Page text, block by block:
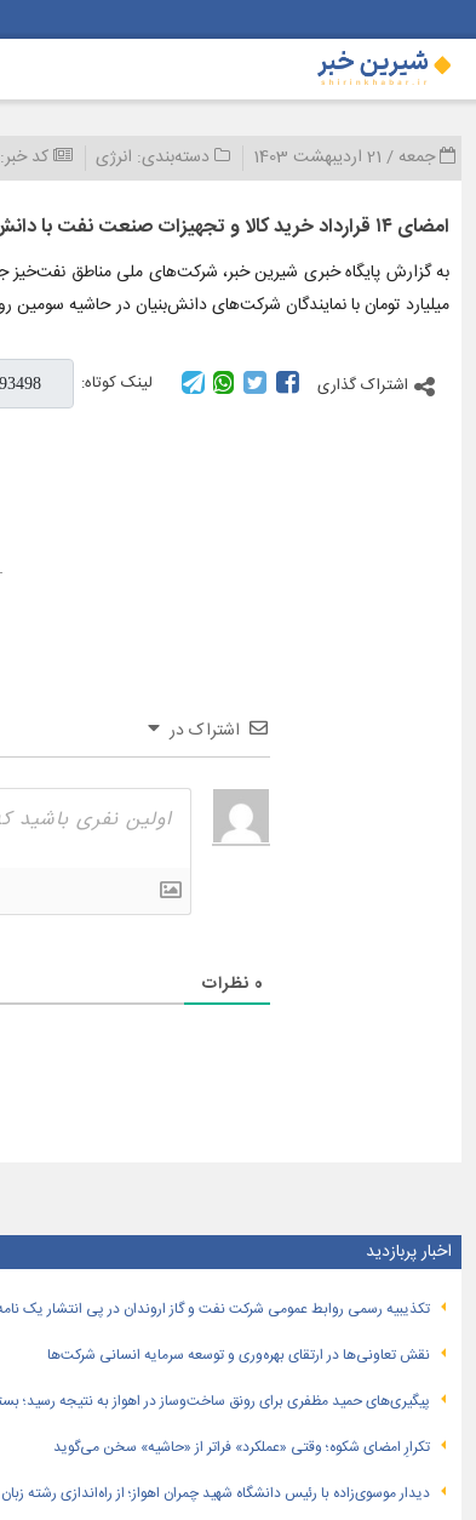
جمعه / 21 اردیبهشت 1403 دسته‌بندی: انرژی کد خبر:
امضای ۱۴ قرارداد خرید کالا و تجهیزات صنعت نفت با دانش‌بنیان‌ها
میلیارد تومان با نمایندگان شرکت‌های دانش‌بنیان در حاشیه
اشتراک گذاری لینک کوتاه:
اشتراک در
0 نظرات
اخبار پربازدید
تكذیبیه رسمی روابط عمومی شركت نفت و گاز اروندان در پی انتشار یک
نقش تعاونی‌ها در ارتقای بهره‌وری و توسعه سرمایه انسانی شرکت‌ها
پیگیری‌های حمید مظفری برای رونق ساخت‌وساز در اهواز به نتیجه رسید؛
تکرارِ امضای شکوه؛ وقتی «عملکرد» فراتر از «حاشیه» سخن می‌گوید
دیدار موسوی‌زاده با رئیس دانشگاه شهید چمران اهواز؛ از راه‌اندازی رشته